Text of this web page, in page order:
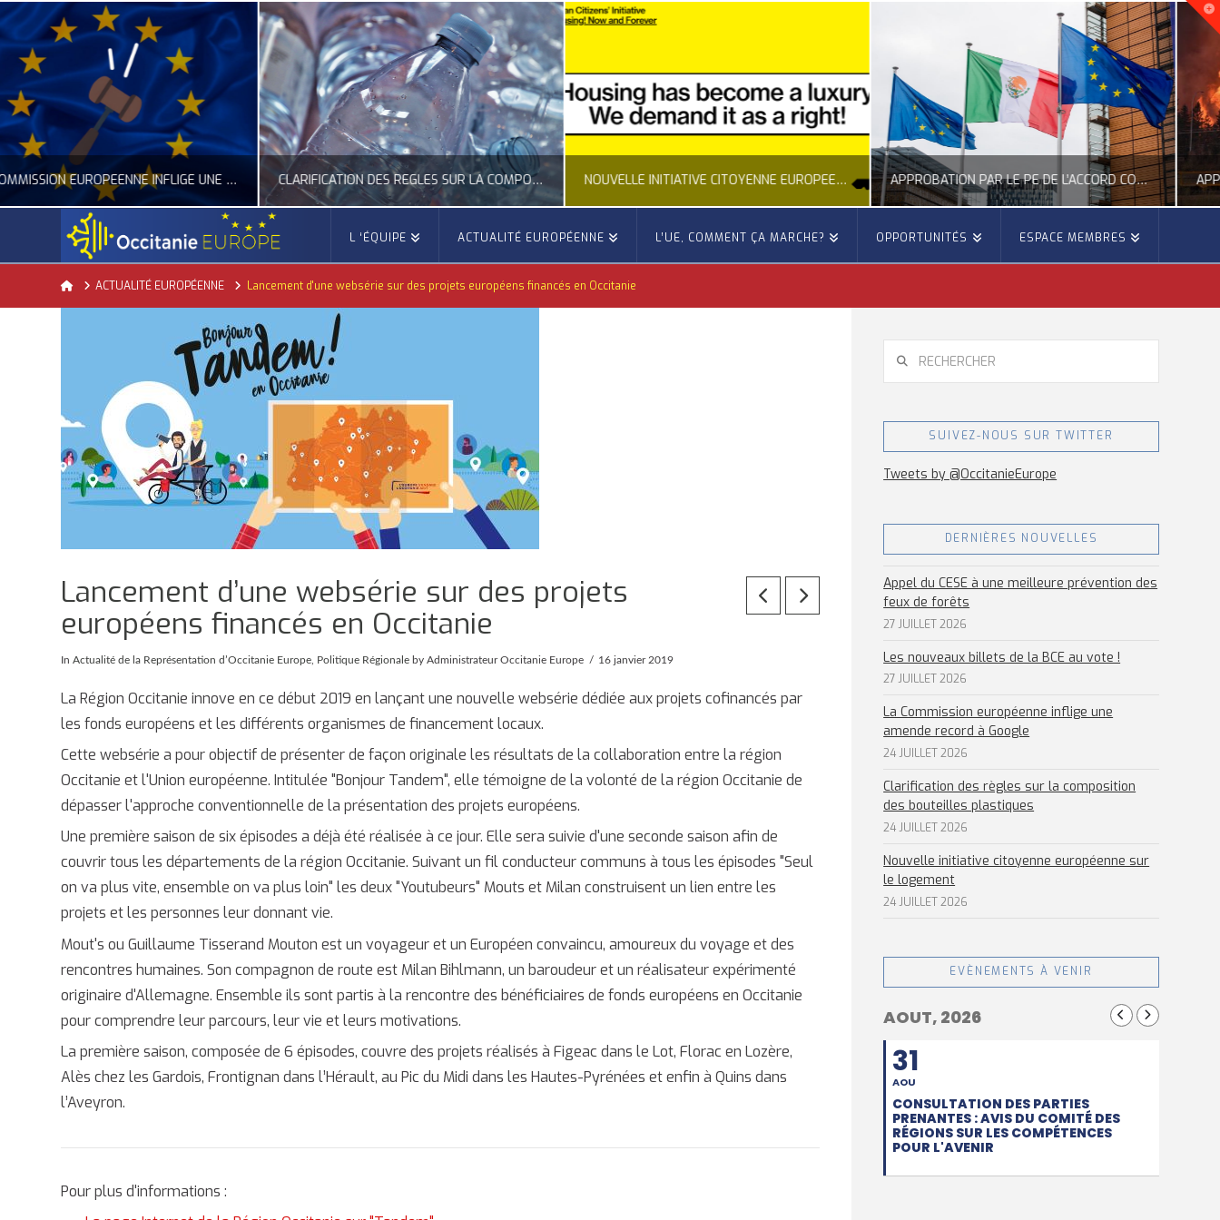
CLARIFICATION DES RÈGLES SUR LA COMPOSITION DES BOUTEILLES PLASTIQUES
ACTUALITÉ DE L'UNION EUROPÉENNE, ACTUALITÉ DE LA REPRÉSENTATION D’OCCITANIE EUROPE, ECONOMIE CIRCULAIRE, ÉNERGIE - ENVIRONNEMENT - CLIMAT
JUILLET 24, 2026
NOUVELLE INITIATIVE CITOYENNE EUROPÉENNE SUR LE LOGEMENT
ACTUALITÉ DE L'UNION EUROPÉENNE, ACTUALITÉ DE LA REPRÉSENTATION D’OCCITANIE EUROPE, CITOYENNETÉ, LOGEMENT
APPROBATION PAR LE PE DE L’ACCORD COMMERCIAL ENTRE L’UE ET LE MEXIQUE
ACTION EXTÉRIEURE, ACTUALITÉ DE L'UNION EUROPÉENNE
APPEL DU CESE À UNE MEILLEURE PRÉVENTION DES FEUX DE FORÊTS
ACTUALITÉ DE L'UNION EUROPÉENNE, ACTUALITÉ DE LA REPRÉSENTATION D’OCCITANIE EUROPE, ÉNERGIE - ENVIRONNEMENT - CLIMAT, FORÊTS
JUILLET 27, 2026
L ‘ÉQUIPE ACTUALITÉ EUROPÉENNE L’UE, COMMENT ÇA MARCHE? OPPORTUNITÉS ESPACE MEMBRES
HomeACTUALITÉ EUROPÉENNE Lancement d'une websérie sur des projets européens financés en Occitanie
Lancement d’une websérie sur des projets
européens financés en Occitanie
InActualité de la Représentation d’Occitanie Europe Politique Régionale by Administrateur Occitanie Europe 16 janvier 2019
La Région Occitanie innove en ce début 2019 en lançant une nouvelle websérie dédiée aux projets cofinancés par
les fonds européens et les différents organismes de financement locaux.
Cette websérie a pour objectif de présenter de façon originale les résultats de la collaboration entre la région
Occitanie et l'Union européenne. Intitulée "Bonjour Tandem", elle témoigne de la volonté de la région Occitanie de
dépasser l'approche conventionnelle de la présentation des projets européens.
Une première saison de six épisodes a déjà été réalisée à ce jour. Elle sera suivie d'une seconde saison afin de
couvrir tous les départements de la région Occitanie. Suivant un fil conducteur communs à tous les épisodes "Seul
on va plus vite, ensemble on va plus loin" les deux "Youtubeurs" Mouts et Milan construisent un lien entre les
projets et les personnes leur donnant vie.
Mout's ou Guillaume Tisserand Mouton est un voyageur et un Européen convaincu, amoureux du voyage et des
rencontres humaines. Son compagnon de route est Milan Bihlmann, un baroudeur et un réalisateur expérimenté
originaire d'Allemagne. Ensemble ils sont partis à la rencontre des bénéficiaires de fonds européens en Occitanie
pour comprendre leur parcours, leur vie et leurs motivations.
La première saison, composée de 6 épisodes, couvre des projets réalisés à Figeac dans le Lot, Florac en Lozère,
Alès chez les Gardois, Frontignan dans l’Hérault, au Pic du Midi dans les Hautes-Pyrénées et enfin à Quins dans
l’Aveyron.
Pour plus d'informations :
SUIVEZ-NOUS SUR TWITTER
Tweets by @OccitanieEurope
DERNIÈRES NOUVELLES
Appel du CESE à une meilleure prévention des
feux de forêts
27 JUILLET 2026
Les nouveaux billets de la BCE au vote !
27 JUILLET 2026
La Commission européenne inflige une
amende record à Google
24 JUILLET 2026
Clarification des règles sur la composition
des bouteilles plastiques
24 JUILLET 2026
Nouvelle initiative citoyenne européenne sur
le logement
24 JUILLET 2026
EVÈNEMENTS À VENIR
AOUT, 2026
31
AOU
CONSULTATION DES PARTIES
PRENANTES : AVIS DU COMITÉ DES
RÉGIONS SUR LES COMPÉTENCES
POUR L'AVENIR